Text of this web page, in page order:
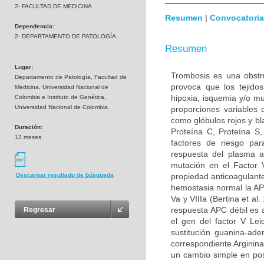
2- FACULTAD DE MEDICINA
Dependencia:
2- DEPARTAMENTO DE PATOLOGÍA
Lugar:
Departamento de Patología, Facultad de
Medicina, Universidad Nacional de
Colombia e Instituto de Genética,
Universidad Nacional de Colombia.
Duración:
12 meses
Descargar resultado de búsqueda
Regresar
Resumen | Convocatoria
Resumen
Trombosis es una
provoca que los
hipoxia, isquemia y/o
proporciones variables
como glóbulos rojos y
Proteína C, Proteína
factores de riesgo
respuesta del plasma
mutación en el Factor
propiedad
hemostasia normal la
Va y VIIIa (Bertina et
respuesta APC débil es
el gen del factor V
sustitución guanina-
correspondiente
un cambio simple en